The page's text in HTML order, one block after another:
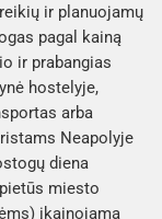
ir planuojamų
pagal kainą
ir prabangias
hostelyje,
arba
Neapolyje
diena
miesto
įkainojama